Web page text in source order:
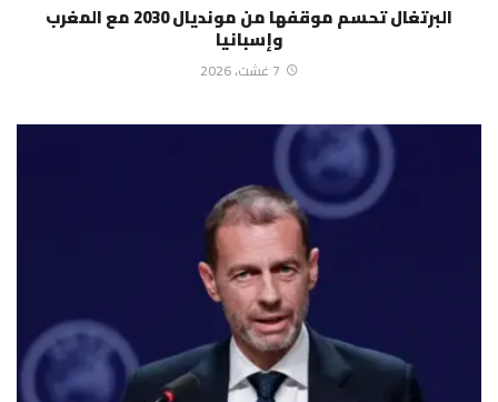
البرتغال تحسم موقفها من مونديال 2030 مع المغرب
وإسبانيا
7 غشت، 2026